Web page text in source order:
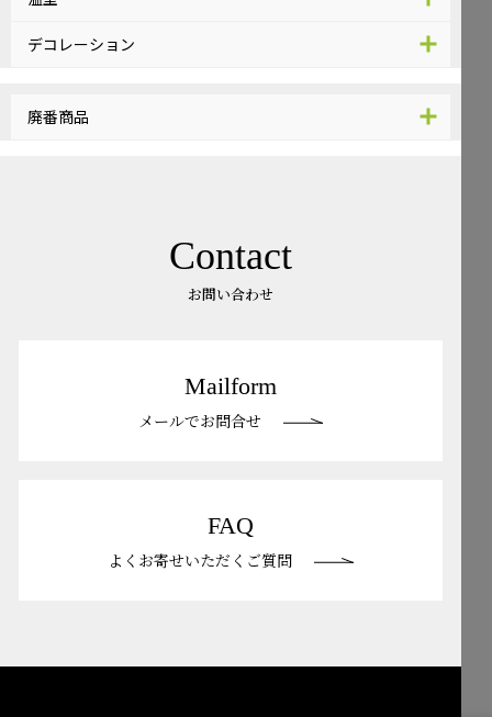
デコレーション
廃番商品
Contact
お問い合わせ
Mailform
メールでお問合せ
FAQ
よくお寄せいただくご質問